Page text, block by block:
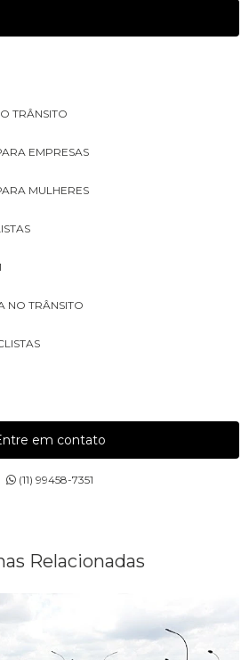
TRÂNSITO
EMPRESAS
MULHERES
NO TRÂNSITO
MOTOCICLISTAS
TRÂNSITO
em contato
(11) 99458-7351
Relacionadas